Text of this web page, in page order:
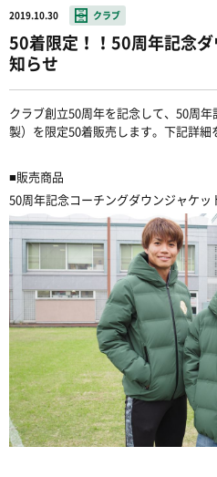
2019.10.30 クラブ
50着限定！！50周年記念
知らせ
クラブ創立50周年を記念して、50周
製）を限定50着販売します。下記詳細
■販売商品
50周年記念コーチングダウンジャケッ